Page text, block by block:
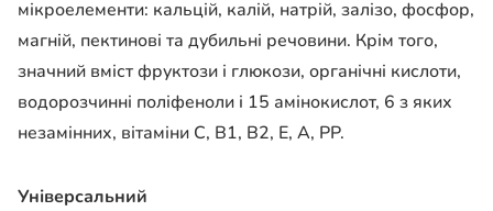
мікроелементи: кальцій, калій, натрій, залізо, фосфор,
магній, пектинові та дубильні речовини. Крім того,
значний вміст фруктози і глюкози, органічні кислоти,
водорозчинні поліфеноли і 15 амінокислот, 6 з яких
незамінних, вітаміни С, В1, В2, Е, А, РР.
Універсальний